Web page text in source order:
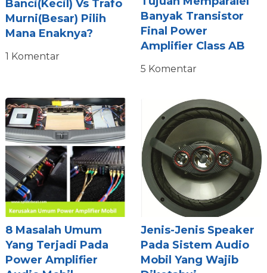
Banci(kecil) Vs Trafo
Murni(besar) Pilih
Mana Enaknya?
1 Komentar
Banyak Transistor
Final Power
Amplifier Class AB
5 Komentar
8 Masalah Umum
Yang Terjadi Pada
Power Amplifier
Jenis-Jenis Speaker
Pada Sistem Audio
Mobil Yang Wajib